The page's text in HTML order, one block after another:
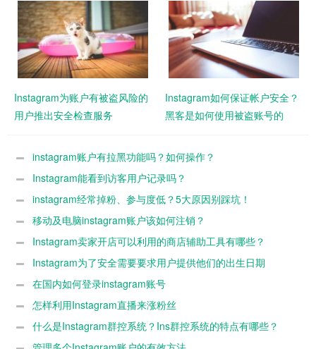
Instagram为账户有被盗风险的
用户推出安全检查服务
Instagram如何保证帐户安全？
黑客是如何使用被盗账号的
instagram账户有拉黑功能吗？如何操作？
Instagram能看到访客用户记录吗？
instagram经常掉粉、参与度低？5大原因别踩坑！
移动及电脑instagram账户该如何注销？
Instagram卖家开店可以利用的商店辅助工具有哪些？
Instagram为了安全需要要求用户提供他们的出生日期
在国内如何登录instagram账号
怎样利用Instagram直播来涨粉丝
什么是Instagram群控系统？Ins群控系统的特点有哪些？